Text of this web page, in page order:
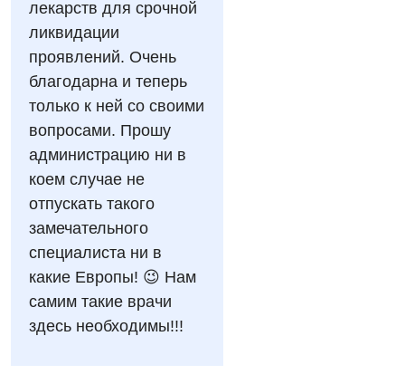
Андрологія
Безоплатні послуги
Вакцинація
Гастроентерологія
Дерматовенерологія
Ендокринологія
Російська
лекарств для срочной
ликвидации
проявлений. Очень
благодарна и теперь
только к ней со своими
вопросами. Прошу
администрацию ни в
коем случае не
отпускать такого
замечательного
специалиста ни в
какие Европы! 😉 Нам
самим такие врачи
здесь необходимы!!!